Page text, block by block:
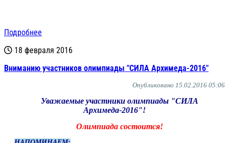
Подробнее
18 февраля 2016
Вниманию участников олимпиады "СИЛА Архимеда-2016"
Опубликовано 15.02.2016 05:06
Уважаемые участники олимпиады "СИЛА
Архимеда-2016"!
Олимпиада состоится!